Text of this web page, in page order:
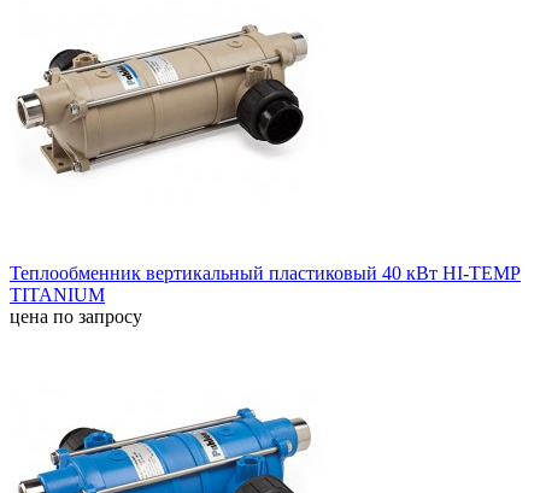
Теплообменник вертикальный пластиковый 40 кВт HI-TEMP
TITANIUM
цена по запросу